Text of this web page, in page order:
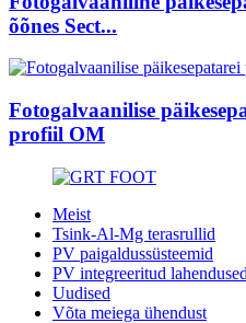
õõnes Sect...
Fotogalvaanilise
profiil OM
Meist
Tsink-Al-Mg terasrullid
PV paigaldussüsteemid
PV integreeritud lahendused
Uudised
Võta meiega ühendust